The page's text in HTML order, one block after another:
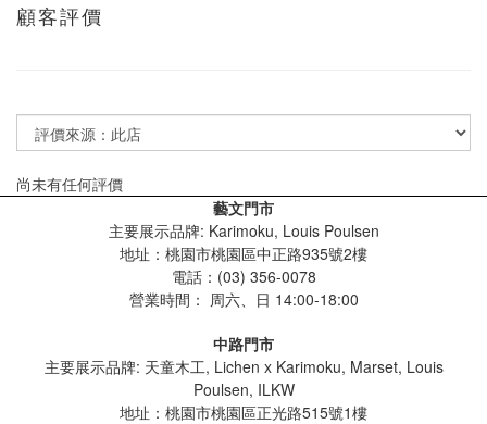
顧客評價
尚未有任何評價
藝文門市
主要展示品牌: Karimoku, Louis Poulsen
地址：桃園市桃園區中正路935號2樓
電話：(03) 356-0078
營業時間： 周六、日 14:00-18:00
中路門市
主要展示品牌: 天童木工, Lichen x Karimoku, Marset, Louis
Poulsen, ILKW
地址：桃園市桃園區正光路515號1樓